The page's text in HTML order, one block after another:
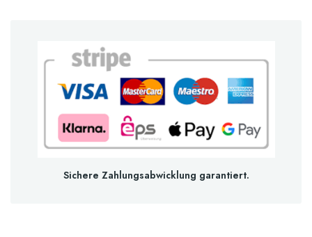
Sichere Zahlungsabwicklung garantiert.